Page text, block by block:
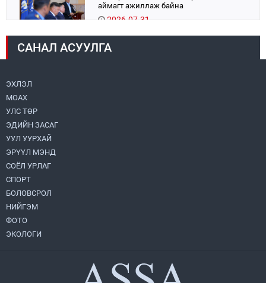
аймагт ажиллаж байна
2026.07.31
Авто зам шинээр барина
Ирэх 10 хоногийн цаг агаарын
урьдчилсан төлөв
САНАЛ АСУУЛГА
ЭХЛЭЛ
МОАХ
УЛС ТӨР
ЭДИЙН ЗАСАГ
УУЛ УУРХАЙ
ЭРҮҮЛ МЭНД
СОЁЛ УРЛАГ
СПОРТ
БОЛОВСРОЛ
НИЙГЭМ
ФОТО
ЭКОЛОГИ